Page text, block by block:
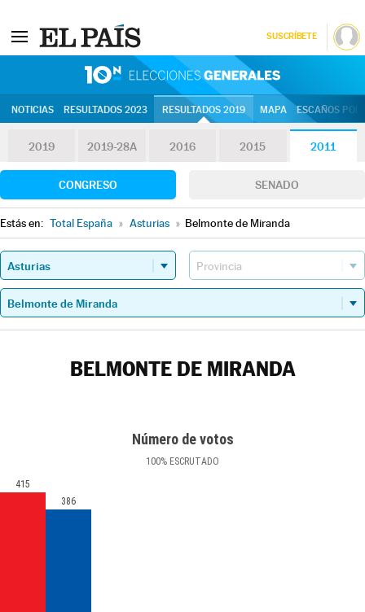
SUSCRÍBETE
NOTICIAS RESULTADOS 2023 RESULTADOS 2019 MAPA ESCAÑOS
2019 2019-28A 2016 2015 2011
CONGRESO SENADO
Estás en: Total España » Asturias » Belmonte de Miranda
BELMONTE DE MIRANDA
Número de votos
100% ESCRUTADO
415
386